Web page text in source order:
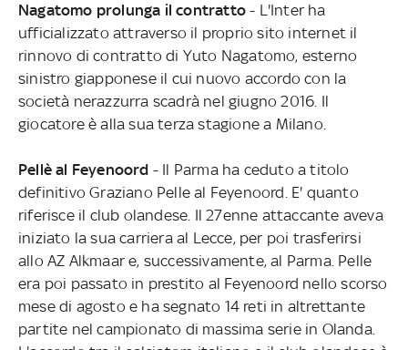
Nagatomo prolunga il contratto- L'Inter ha
ufficializzato attraverso il proprio sito internet il
rinnovo di contratto di Yuto Nagatomo, esterno
sinistro giapponese il cui nuovo accordo con la
società nerazzurra scadrà nel giugno 2016. Il
giocatore è alla sua terza stagione a Milano.
Pellè al Feyenoord - Il Parma ha ceduto a titolo
definitivo Graziano Pelle al Feyenoord. E' quanto
riferisce il club olandese. Il 27enne attaccante aveva
iniziato la sua carriera al Lecce, per poi trasferirsi
allo AZ Alkmaar e, successivamente, al Parma. Pelle
era poi passato in prestito al Feyenoord nello scorso
mese di agosto e ha segnato 14 reti in altrettante
partite nel campionato di massima serie in Olanda.